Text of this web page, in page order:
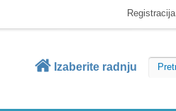
Registracija
Izaberite radnju